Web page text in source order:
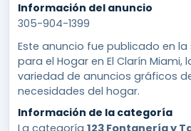
Información del anuncio
305-904-1399
Este anuncio fue publicado en la
para el Hogar en El Clarín Miami,
variedad de anuncios gráficos
necesidades del hogar.
Información de la categoría